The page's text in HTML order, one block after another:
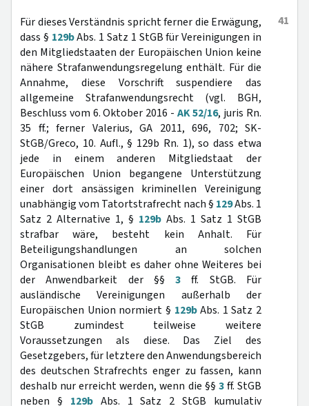
41
Für dieses Verständnis spricht ferner die Erwägung,
dass § 129bAbs. 1 Satz 1 StGB für Vereinigungen in
den Mitgliedstaaten der Europäischen Union keine
nähere Strafanwendungsregelung enthält. Für die
Annahme, diese Vorschrift suspendiere das
allgemeine Strafanwendungsrecht (vgl. BGH,
Beschluss vom 6. Oktober 2016 - AK 52/16, juris Rn.
35 ff.; ferner Valerius, GA 2011, 696, 702; SK-
StGB/Greco, 10. Aufl., § 129b Rn. 1), so dass etwa
jede in einem anderen Mitgliedstaat der
Europäischen Union begangene Unterstützung
einer dort ansässigen kriminellen Vereinigung
unabhängig vom Tatortstrafrecht nach § 129Abs. 1
Satz 2 Alternative 1, § 129b Abs. 1 Satz 1 StGB
strafbar wäre, besteht kein Anhalt. Für
Beteiligungshandlungen an solchen
Organisationen bleibt es daher ohne Weiteres bei
der Anwendbarkeit der §§3 ff. StGB. Für
ausländische Vereinigungen außerhalb der
Europäischen Union normiert § 129bAbs. 1 Satz 2
StGB zumindest teilweise weitere
Voraussetzungen als diese. Das Ziel des
Gesetzgebers, für letztere den Anwendungsbereich
des deutschen Strafrechts enger zu fassen, kann
deshalb nur erreicht werden, wenn die §§ 3ff. StGB
neben § 129bAbs. 1 Satz 2 StGB kumulativ